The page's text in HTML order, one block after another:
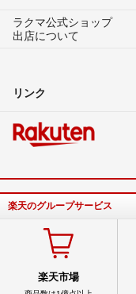
ラクマ公式ショップ
出店について
リンク
楽天のグループサービス
楽天市場